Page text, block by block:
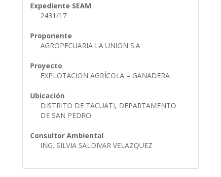
Expediente SEAM
2431/17
Proponente
AGROPECUARIA LA UNION S.A
Proyecto
EXPLOTACION AGRÍCOLA – GANADERA
Ubicación
DISTRITO DE TACUATI, DEPARTAMENTO
DE SAN PEDRO
Consultor Ambiental
ING. SILVIA SALDIVAR VELAZQUEZ